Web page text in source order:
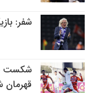
شفر:
شکست
قهرمان